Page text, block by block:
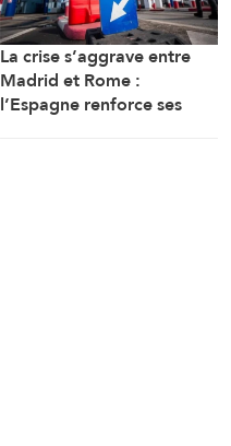
La crise s’aggrave entre
Madrid et Rome :
l’Espagne renforce ses